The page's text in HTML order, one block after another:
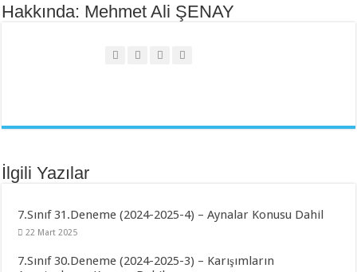
Hakkında: Mehmet Ali ŞENAY
İlgili Yazılar
7.Sınıf 31.Deneme (2024-2025-4) – Aynalar Konusu Dahil
22 Mart 2025
7.Sınıf 30.Deneme (2024-2025-3) – Karışımların